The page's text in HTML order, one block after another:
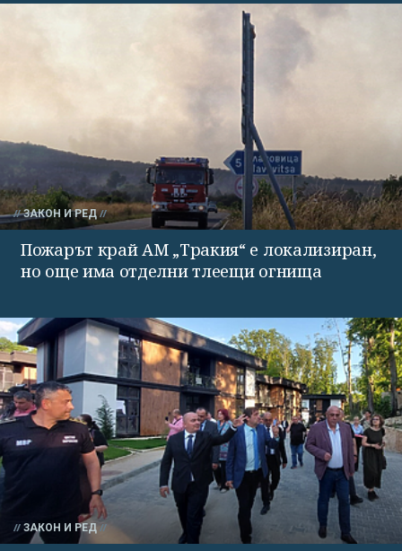
ЗАКОН И РЕД
Пожарът край АМ „Тракия“ е локализиран,
но още има отделни тлеещи огнища
ЗАКОН И РЕД